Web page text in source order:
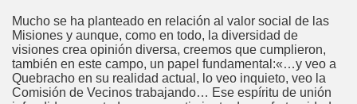
Mucho se ha planteado en relación al valor social de las
Misiones y aunque, como en todo, la diversidad de
visiones crea opinión diversa, creemos que cumplieron,
también en este campo, un papel fundamental:«…y veo a
Quebracho en su realidad actual, lo veo inquieto, veo la
Comisión de Vecinos trabajando… Ese espíritu de unión